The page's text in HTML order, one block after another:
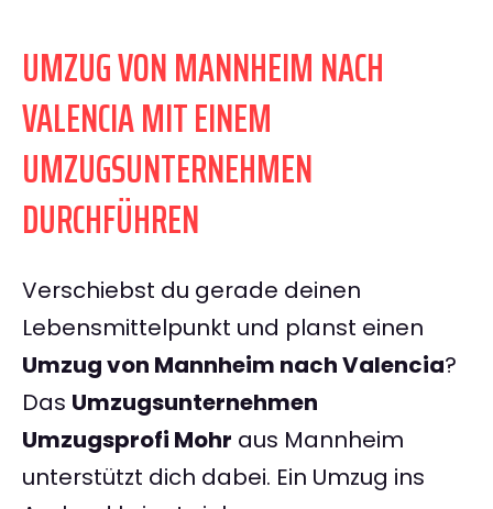
UMZUG VON MANNHEIM NACH
VALENCIA MIT EINEM
UMZUGSUNTERNEHMEN
DURCHFÜHREN
Verschiebst du gerade deinen
Lebensmittelpunkt und planst einen
Umzug von Mannheim nach Valencia?
Das Umzugsunternehmen
Umzugsprofi Mohr aus Mannheim
unterstützt dich dabei. Ein Umzug ins